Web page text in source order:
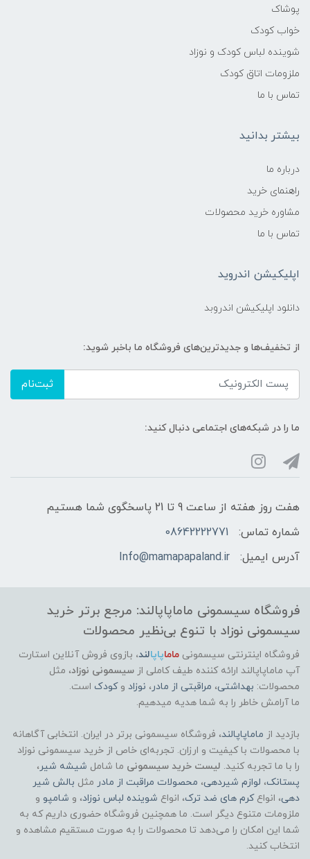
پوشاک
خواب کودک
شوینده لباس کودک و نوزاد
ملزومات اتاق کودک
تماس با ما
بیشتر بدانید
درباره ما
راهنمای خرید
مشاوره خرید محصولات
تماس با ما
اپلیکیشن اندروید
دانلود اپلیکیشن اندروبد
از تخفیف‌ها و جدیدترین‌های فروشگاه ما باخبر شوید:
ثبت‌نام
ما را در شبکه‌های اجتماعی دنبال کنید:
هفت روز هفته از ساعت 9 تا 21 پاسخگوی شما هستیم
شماره تماس:
08642222771
آدرس ایمیل:
Info@mamapapaland.ir
فروشگاه سیسمونی ماماپاپالند: مرجع برتر خرید
سیسمونی نوزاد با تنوع بی‌نظیر محصولات
فروشگاه اینترنتی سیسمونی ماماپاپالند، بازوی فروش آنلاین استارت
آپ ماماپاپالند ارائه کننده طیف کاملی از سیسمونی نوزاد، مثل
محصولات: بهداشتی، مراقبتی از مادر، نوزاد وکودک است.
ما آرامش خاطر را به شما هدیه میدهیم.
بازدید از ماماپاپالند، فروشگاه سیسمونی برتر در ایران. انتخابی آگاهانه
با محصولات با کیفیت و ارزان. تجربه‌ای خاص از خرید سیسمونی نوزاد
را با ما تجربه کنید. لیست خرید سیسمونی ما شامل شیشه شیر،
پستانک، لوازم شیردهی، محصولات مراقبت از مادر مثل بالش شیر
دهی، انواعکرم های ضد ترک، انواع شوینده لباس نوزاد، و شامپو و
ملزومات متنوع دیگر است. ما همچنین فروشگاه حضوری داریم که به
شما این امکان را می‌دهد تا محصولات را به صورت مستقیم مشاهده و
انتخاب کنید.